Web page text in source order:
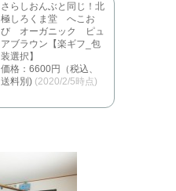
さらしおんぶと同じ！北
極しろくま堂 へこお
び オーガニック ピュ
アブラウン【楽ギフ_包
装選択】
価格：6600円（税込、
送料別) (2020/2/5時点)